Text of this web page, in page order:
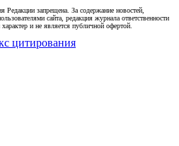
Редакции запрещена. За содержание новостей,
сайта, редакция журнала ответственности
и не является публичной офертой.